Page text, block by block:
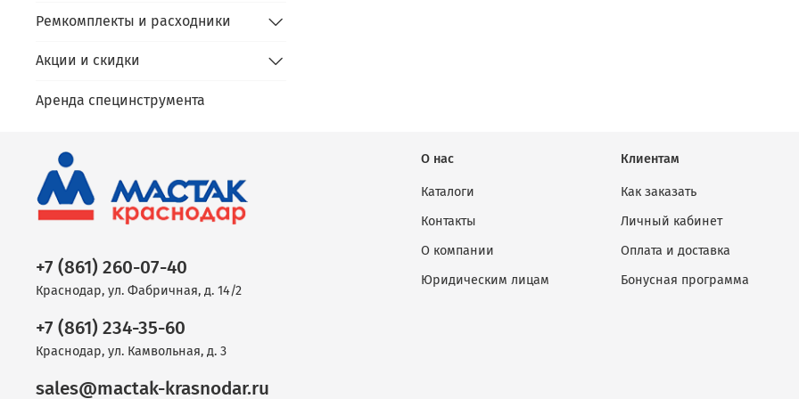
Ремкомплекты и расходники
Акции и скидки
Аренда специнструмента
О нас
Каталоги
Контакты
О компании
Юридическим лицам
Клиентам
Как заказать
Личный кабинет
Оплата и доставка
Бонусная программа
+7 (861) 260-07-40
Краснодар, ул. Фабричная, д. 14/2
+7 (861) 234-35-60
Краснодар, ул. Камвольная, д. 3
sales@mactak-krasnodar.ru